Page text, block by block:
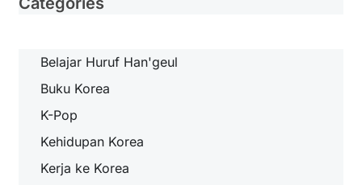
Belajar Huruf Han'geul
Buku Korea
K-Pop
Kehidupan Korea
Kerja ke Korea